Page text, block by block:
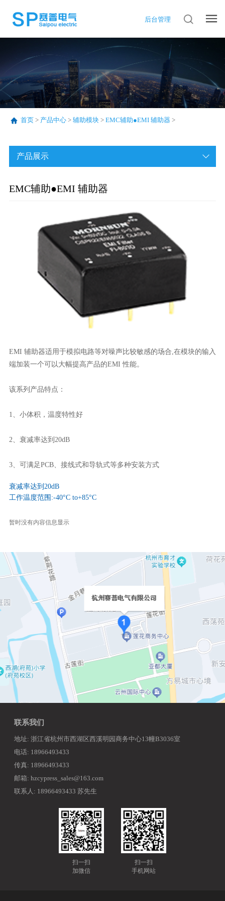
后台管理
首页> 产品中心> 辅助模块> EMC辅助●EMI 辅助器 >
产品展示
EMC辅助●EMI 辅助器
EMI 辅助器适用于模拟电路等对噪声比较敏感的场合,在模块的输入
端加装一个可以大幅提高产品的EMI 性能。
该系列产品特点：
1、小体积，温度特性好
2、衰减率达到20dB
3、可满足PCB、接线式和导轨式等多种安装方式
衰减率达到20dB
工作温度范围:-40°C to+85°C
暂时没有内容信息显示
联系我们
地址: 浙江省杭州市西湖区西溪明园商务中心13幢B3036室
电话: 18966493433
传真: 18966493433
邮箱: hzcypress_sales@163.com
联系人: 18966493433 苏先生
扫一扫
加微信
扫一扫
手机网站